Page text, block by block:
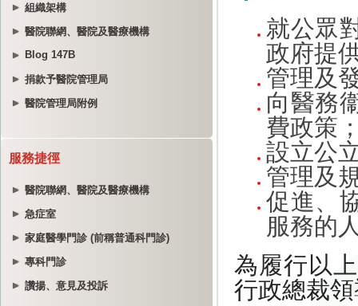
組織架構
醫院聯網、醫院及醫療機構
Blog 147B
捐款予醫院管理局
醫院管理局附例
服務捷徑
醫院聯網、醫院及醫療機構
急症室
家庭醫學門診 (前稱普通科門診)
專科門診
讚揚、意見及投訴